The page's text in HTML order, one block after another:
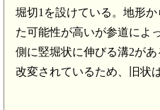
堀切1を設けている。地形
た可能性が高いが参道によ
側に竪堀状に伸びる溝2が
改変されているため、旧状